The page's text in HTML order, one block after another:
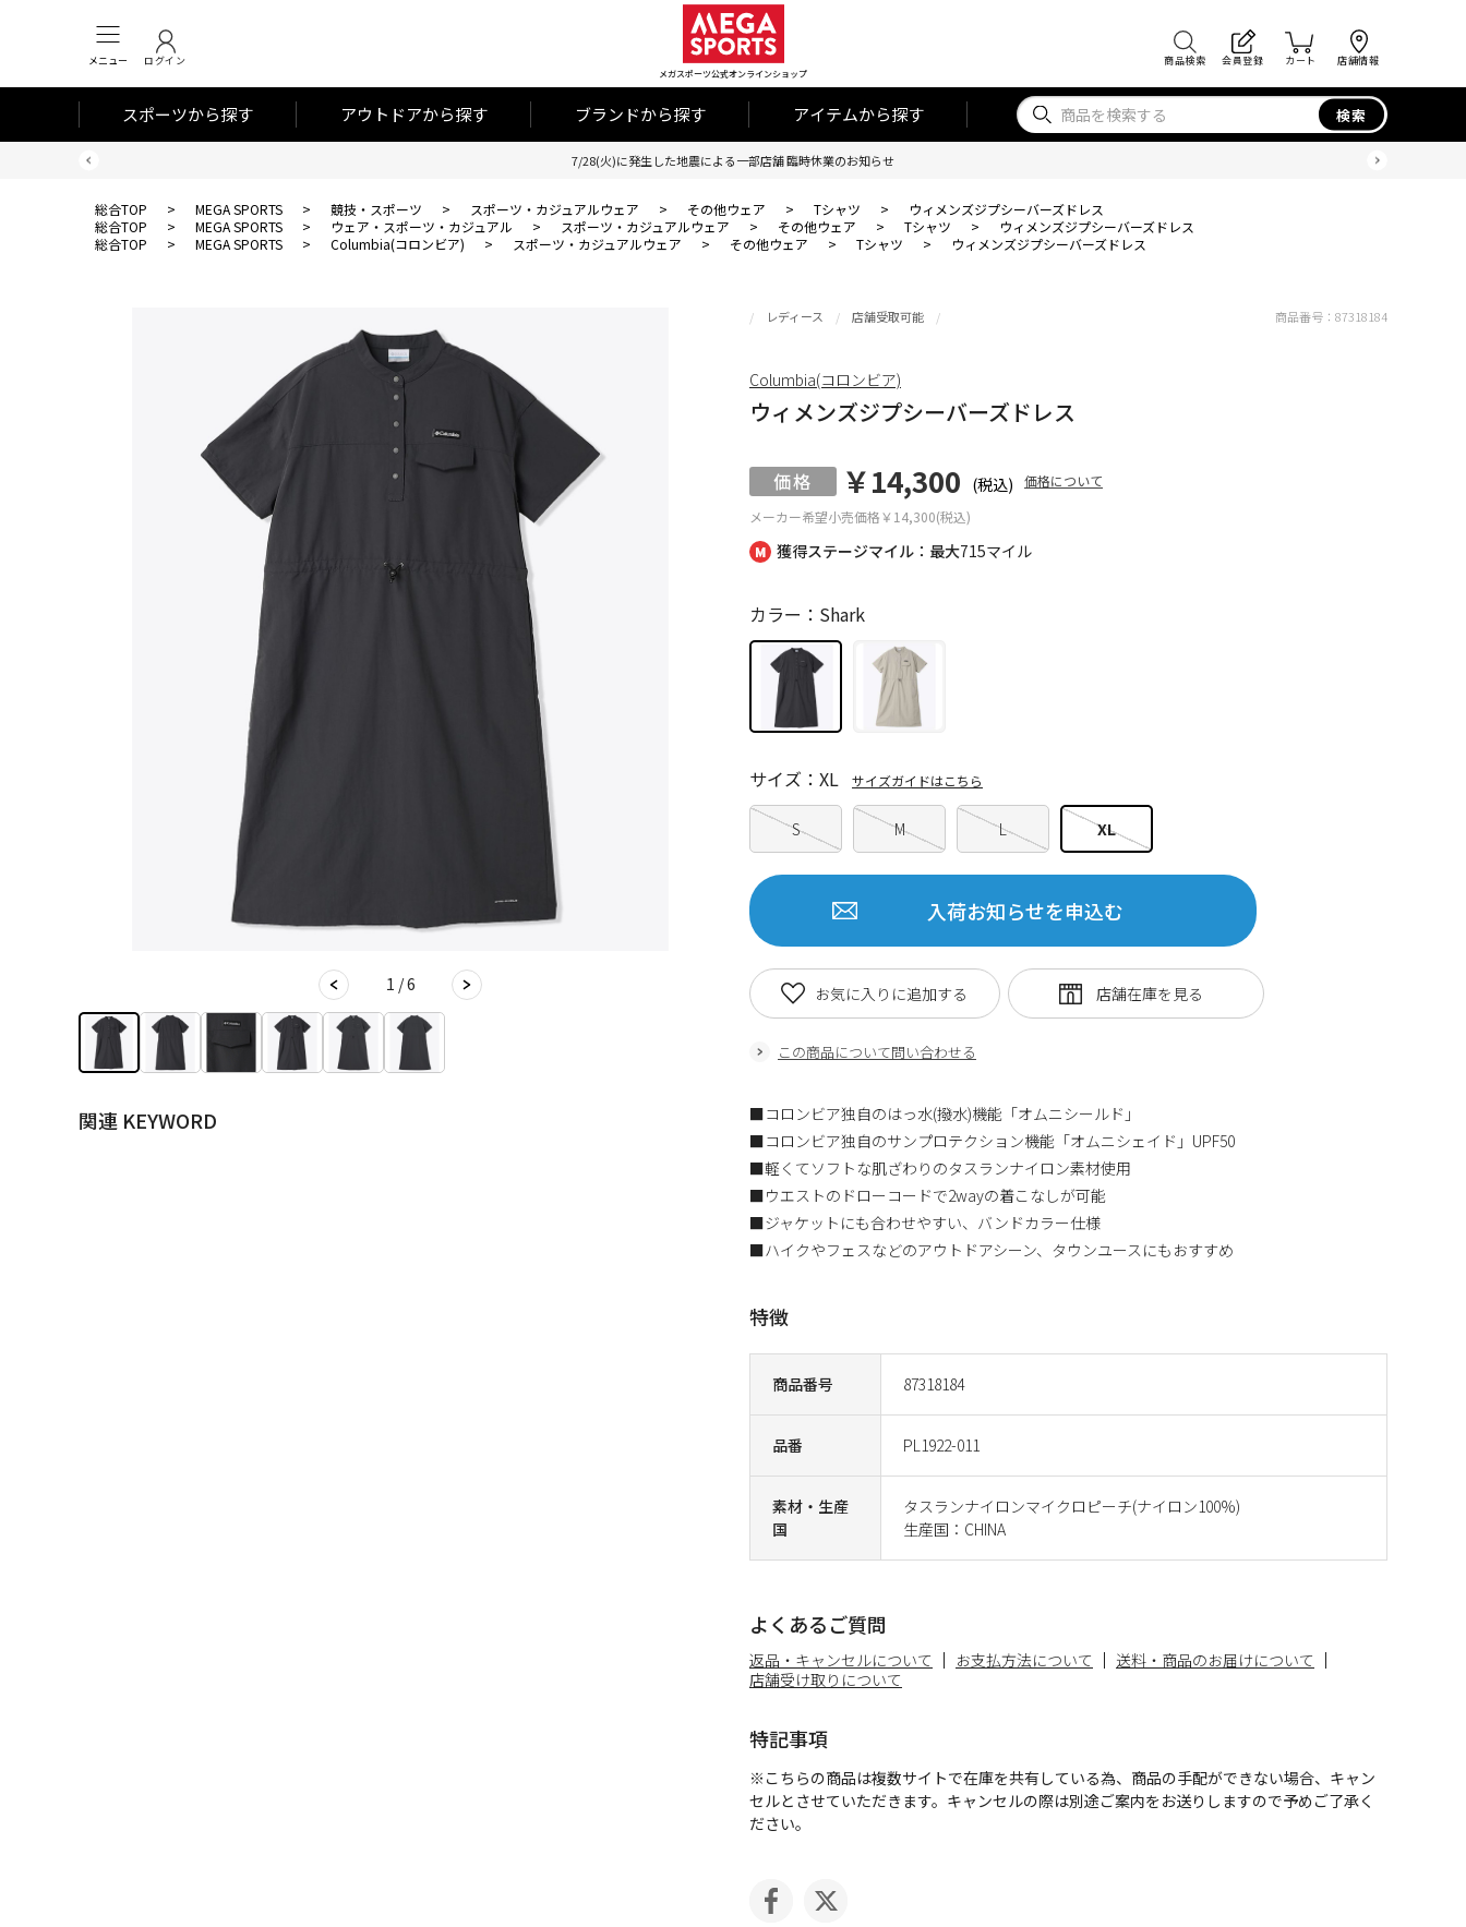
メニュー ログイン
メガスポーツ公式オンラインショップ
商品検索 会員登録 カート 店舗情報
スポーツから探す アウトドアから探す ブランドから探す アイテムから探す 検索
7/28(火)に発生した地震による一部店舗 臨時休業のお知らせ
総合TOP > MEGA SPORTS > 競技・スポーツ > スポーツ・カジュアルウェア > その他ウェア > Tシャツ >
ウィメンズジプシーバーズドレス
総合TOP
> MEGA SPORTS > ウェア・スポーツ・カジュアル > スポーツ・カジュアルウェア > その他ウェア > Tシャツ >
ウィメンズジプシーバーズドレス
総合TOP
> MEGA SPORTS > Columbia(コロンビア) > スポーツ・カジュアルウェア > その他ウェア > Tシャツ > ウィメンズジプシーバーズドレス
1 / 6
関連 KEYWORD
獲得ステージマイル：最大715マイル
レディース 店舗受取可能
ウィメンズジプシーバーズドレス
メーカー希望小売価格￥14,300(税込)
￥14,300 (税込) 価格について
商品番号 87318184
品番 PL1922-011
素材・生産
国
タスランナイロンマイクロピーチ(ナイロン100%)
生産国：CHINA
カラー：Shark
S M L XL
サイズ：XL サイズガイドはこちら
入荷お知らせを申込む
この商品について問い合わせる
お気に入りに追加する
商品番号： 87318184
Columbia(コロンビア)
■コロンビア独自のはっ水(撥水)機能「オムニシールド」
■コロンビア独自のサンプロテクション機能「オムニシェイド」UPF50
■軽くてソフトな肌ざわりのタスランナイロン素材使用
■ウエストのドローコードで2wayの着こなしが可能
■ジャケットにも合わせやすい、バンドカラー仕様
■ハイクやフェスなどのアウトドアシーン、タウンユースにもおすすめ
特徴
よくあるご質問
返品・キャンセルについて お支払方法について
送料・商品のお届けについて
店舗受け取りについて
特記事項
※こちらの商品は複数サイトで在庫を共有している為、商品の手配ができない場合、キャン
セルとさせていただきます。キャンセルの際は別途ご案内をお送りしますので予めご了承く
ださい。